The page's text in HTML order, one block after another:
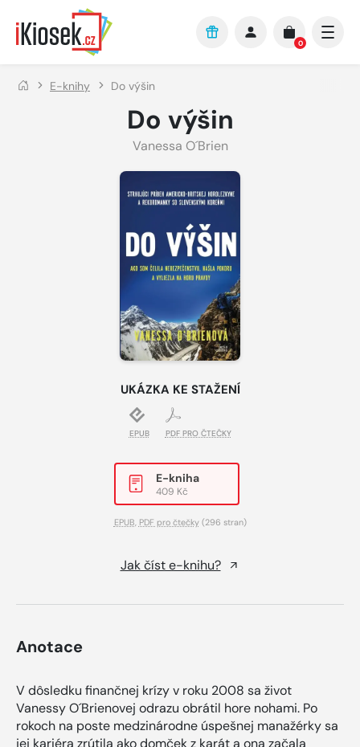
Přejít na hlavní obsah
0
E-knihy Do výšin
Do výšin
Vanessa O´Brien
UKÁZKA KE STAŽENÍ
EPUB PDF PRO ČTEČKY
E-kniha
409 Kč
EPUB PDF pro čtečky(296 stran)
Jak číst e-knihu?
Anotace
V dôsledku finančnej krízy v roku 2008 sa život
Vanessy O´Brienovej odrazu obrátil hore nohami. Po
rokoch na poste medzinárodne úspešnej manažérky sa
jej kariéra zrútila ako domček z karát a ona začala